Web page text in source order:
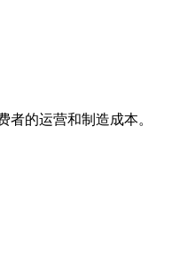
的运营和制造成本。